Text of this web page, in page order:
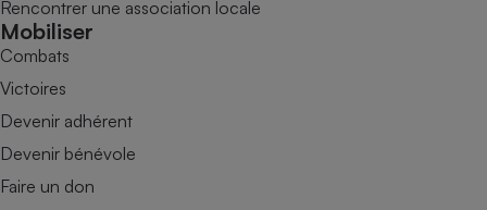
Rencontrer une association locale
Mobiliser
Combats
Victoires
Devenir adhérent
Devenir bénévole
Faire un don